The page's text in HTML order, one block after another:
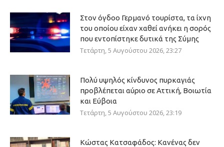
Στον όγδοο Γερμανό τουρίστα, τα ίχνη
του οποίου είχαν χαθεί ανήκει η σορός
που εντοπίστηκε δυτικά της Σύμης
Τετάρτη, 5 Αυγούστου 2026, 23:27
Πολύ υψηλός κίνδυνος πυρκαγιάς
προβλέπεται αύριο σε Αττική, Βοιωτία
και Εύβοια
Τετάρτη, 5 Αυγούστου 2026, 23:19
Κώστας Κατσαφάδος: Κανένας δεν